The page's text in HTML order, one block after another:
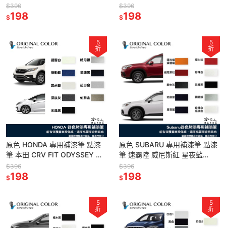
TUSCON KONA 山土匪 哈家人
$396
$198
補漆筆 Cayman Cayenne 哈家
人
$396
$198
5
折
原色 HONDA 專用補漆筆 點漆
筆 本田 CRV FIT ODYSSEY 雲
朵白 星鑽黑 深鈦灰 水晶黑 哈家
人
$396
$198
5
折
原色 SUBARU 專用補漆筆 點漆
筆 速霸陸 威尼斯紅 星夜藍
FORESTER XV 森林人 汽車補漆
筆 哈家人
$396
$198
5
折
5
折